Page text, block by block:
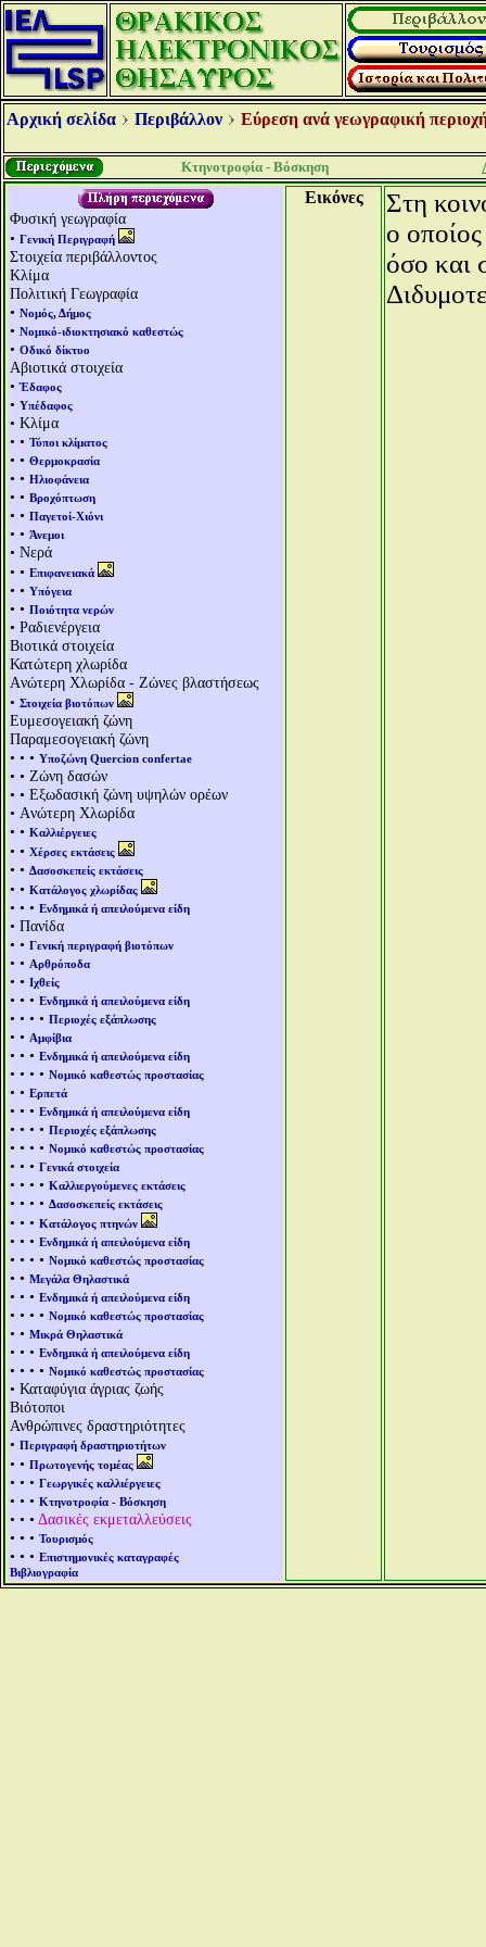
Αρχική σελίδα Περιβάλλον Εύρεση ανά γεωγραφική
Κτηνοτροφία - Βόσκηση
Φυσική γεωγραφία
• Γενική Περιγραφή
Στοιχεία περιβάλλοντος
Κλίμα
Πολιτική Γεωγραφία
• Νομός, Δήμος
• Νομικό-ιδιοκτησιακό καθεστώς
• Οδικό δίκτυο
Αβιοτικά στοιχεία
•Έδαφος
• Υπέδαφος
• Κλίμα
• • Τύποι κλίματος
• • Θερμοκρασία
• • Ηλιοφάνεια
• • Βροχόπτωση
• • Παγετοί-Χιόνι
• • Άνεμοι
• Νερά
• • Επιφανειακά
• • Υπόγεια
• • Ποιότητα νερών
• Ραδιενέργεια
Βιοτικά στοιχεία
Κατώτερη χλωρίδα
Aνώτερη Χλωρίδα - Ζώνες βλαστήσεως
• Στοιχεία βιοτόπων
Ευμεσογειακή ζώνη
Παραμεσογειακή ζώνη
• • • Υποζώνη Quercion confertae
• • Ζώνη δασών
• • Εξωδασική ζώνη υψηλών ορέων
• Aνώτερη Χλωρίδα
• • Καλλιέργειες
• • Χέρσες εκτάσεις
• • Δασοσκεπείς εκτάσεις
• • Κατάλογος χλωρίδας
• • • Ενδημικά ή απειλούμενα είδη
• Πανίδα
• • Γενική περιγραφή βιοτόπων
• • Αρθρόποδα
• • Ιχθείς
• • • Ενδημικά ή απειλούμενα είδη
• • • • Περιοχές εξάπλωσης
• • Αμφίβια
• • • Ενδημικά ή απειλούμενα είδη
• • • • Νομικό καθεστώς προστασίας
• • Ερπετά
• • • Ενδημικά ή απειλούμενα είδη
• • • • Περιοχές εξάπλωσης
• • • • Νομικό καθεστώς προστασίας
• • • Γενικά στοιχεία
• • • • Καλλιεργούμενες εκτάσεις
• • • • Δασοσκεπείς εκτάσεις
• • • Κατάλογος πτηνών
• • • Ενδημικά ή απειλούμενα είδη
• • • • Νομικό καθεστώς προστασίας
• • Μεγάλα Θηλαστικά
• • • Ενδημικά ή απειλούμενα είδη
• • • • Νομικό καθεστώς προστασίας
• • Μικρά Θηλαστικά
• • • Ενδημικά ή απειλούμενα είδη
• • • • Νομικό καθεστώς προστασίας
• Καταφύγια άγριας ζωής
Βιότοποι
Ανθρώπινες δραστηριότητες
• Περιγραφή δραστηριοτήτων
• • Πρωτογενής τομέας
• • • Γεωργικές καλλιέργειες
• • • Κτηνοτροφία - Βόσκηση
• • • Δασικές εκμεταλλεύσεις
• • • Τουρισμός
• • • Επιστημονικές καταγραφές
Βιβλιογραφία
Εικόνες
Στη
ο
όσο και